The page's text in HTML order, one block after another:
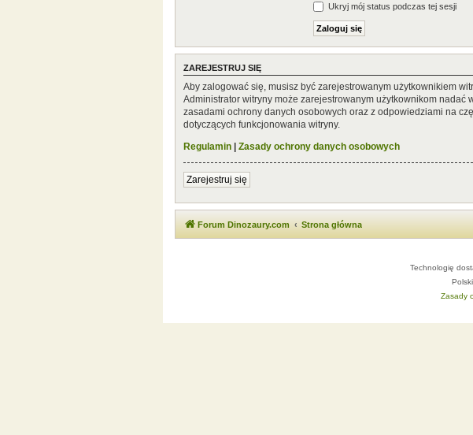
Ukryj mój status podczas tej sesji
ZAREJESTRUJ SIĘ
Aby zalogować się, musisz być zarejestrowanym użytkownikiem
Administrator witryny może zarejestrowanym użytkownikom
zasadami ochrony danych osobowych oraz z odpowiedziami na
dotyczących funkcjonowania witryny.
Regulamin | Zasady ochrony danych osobowych
Zarejestruj się
Forum Dinozaury.com Strona główna
Technologię
Zasady